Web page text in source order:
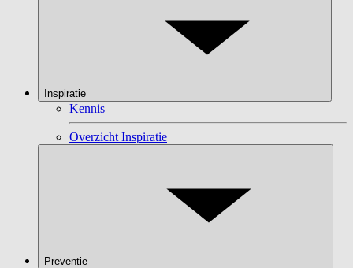
Inspiratie
Kennis
Overzicht Inspiratie
Preventie